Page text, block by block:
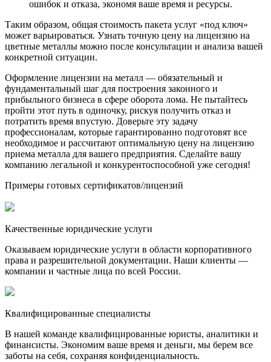
ошибок и отказа, экономя ваше время и ресурсы.
Таким образом, общая стоимость пакета услуг «под ключ»
может варьироваться. Узнать точную цену на лицензию на
цветные металлы можно после консультации и анализа вашей
конкретной ситуации.
Оформление лицензии на металл — обязательный и
фундаментальный шаг для построения законного и
прибыльного бизнеса в сфере оборота лома. Не пытайтесь
пройти этот путь в одиночку, рискуя получить отказ и
потратить время впустую. Доверьте эту задачу
профессионалам, которые гарантированно подготовят все
необходимое и рассчитают оптимальную цену на лицензию
приема металла для вашего предприятия. Сделайте вашу
компанию легальной и конкурентоспособной уже сегодня!
Примеры готовых сертификатов/лицензий
Качественные юридические услуги
Оказываем юридические услуги в области корпоративного
права и разрешительной документации. Наши клиенты —
компании и частные лица по всей России.
Квалифицированные специалисты
В нашей команде квалифицированные юристы, аналитики и
финансисты. Экономим ваше время и деньги, мы берем все
заботы на себя, сохраняя конфиденциальность.